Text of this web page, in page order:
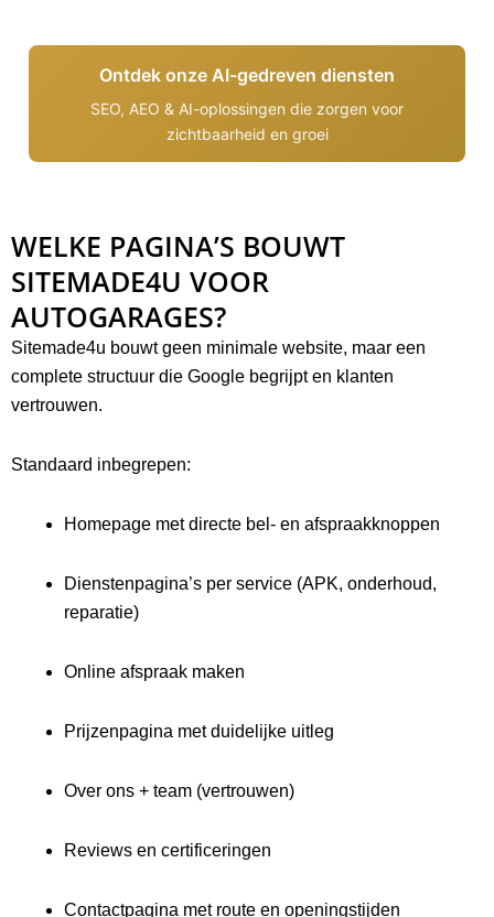
Ontdek onze AI-gedreven diensten
SEO, AEO & AI-oplossingen die zorgen voor
zichtbaarheid en groei
WELKE PAGINA’S BOUWT
SITEMADE4U VOOR
AUTOGARAGES?
Sitemade4u bouwt geen minimale website, maar een
complete structuur die Google begrijpt en klanten
vertrouwen.
Standaard inbegrepen:
Homepage met directe bel- en afspraakknoppen
Dienstenpagina’s per service (APK, onderhoud,
reparatie)
Online afspraak maken
Prijzenpagina met duidelijke uitleg
Over ons + team (vertrouwen)
Reviews en certificeringen
Contactpagina met route en openingstijden